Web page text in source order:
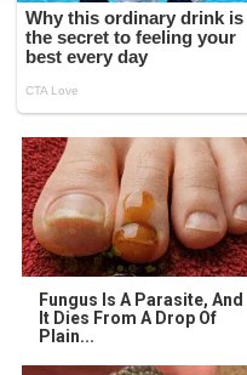
Fungus Is A Parasite, And
It Dies From A Drop Of
Plain...